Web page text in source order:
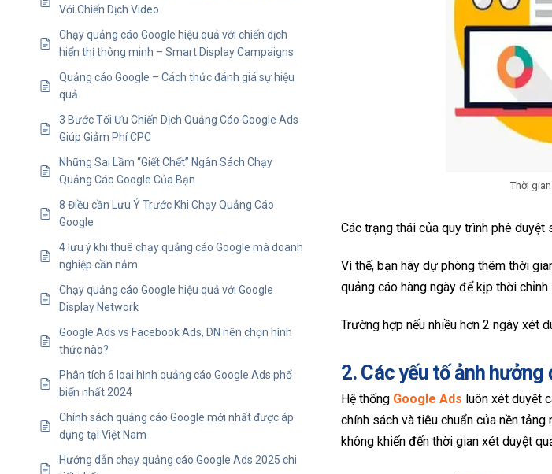
Với Chiến Dịch Video
Chạy quảng cáo Google hiệu quả với chiến dịch
hiển thị thông minh – Smart Display Campaigns
Quảng cáo Google – Cách thức đánh giá sự hiệu
quả
3 Bước Tối Ưu Chiến Dịch Quảng Cáo Google Ads
Giúp Giảm Phí CPC
Những Sai Lầm “Giết Chết” Ngân Sách Chạy
Quảng Cáo Google Của Bạn
8 Điều cần Lưu Ý Trước Khi Chạy Quảng Cáo
Google
4 lưu ý khi thuê chạy quảng cáo Google mà doanh
nghiệp cần nắm
Chạy quảng cáo Google hiệu quả với Google
Display Network
Google Ads vs Facebook Ads, DN nên chọn hình
thức nào?
Phân tích 6 loại hình quảng cáo Google Ads phổ
biến nhất 2024
Chính sách quảng cáo Google mới nhất được áp
dụng tại Việt Nam
Hướng dẫn chạy quảng cáo Google Ads 2025 chi
Thời
Các trạng thái của quy trình phê
Vì thế, bạn hãy dự phòng thêm thời
quảng cáo hàng ngày để kịp thời
Trường hợp nếu nhiều hơn 2 ngày xét
2. Các yếu tố ảnh
Hệ thống Google Ads luôn xét duyệt
chính sách và tiêu chuẩn của nền
không khiến đến thời gian xét duyệt